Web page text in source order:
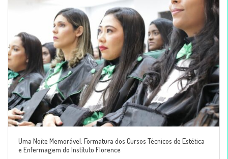
Uma Noite Memorável: Formatura dos Cursos Técnicos de Estética
e Enfermagem do Instituto Florence